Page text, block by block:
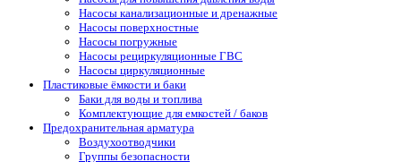
Насосы канализационные и дренажные
Насосы поверхностные
Насосы погружные
Насосы рециркуляционные ГВС
Насосы циркуляционные
Пластиковые ёмкости и баки
Баки для воды и топлива
Комплектующие для емкостей / баков
Предохранительная арматура
Воздухоотводчики
Группы безопасности